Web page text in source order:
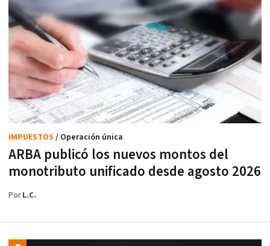
ARBA publicó los nuevos montos del
monotributo unificado desde agosto 2026
IMPUESTOS / Operación única
PorL.C.